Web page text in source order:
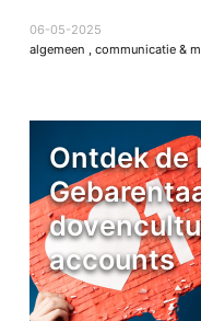
06-05-2025
algemeen , communicatie &
Ontdek de
accounts